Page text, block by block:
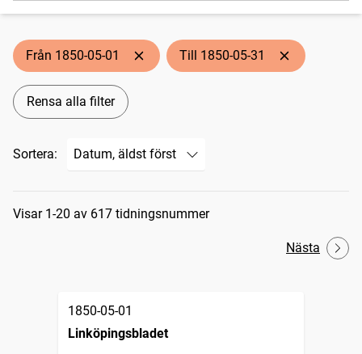
Från 1850-05-01 Till 1850-05-31
Rensa alla filter
Sortera:
Sökresultat
Visar 1-20 av 617 tidningsnummer
Nästa
1850-05-01
Linköpingsbladet